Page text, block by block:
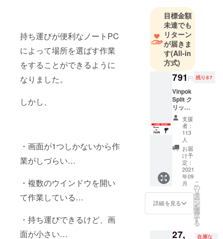
持ち運びが便利なノートPC
によって場所を選ばす作業
をすることができるように
なりました。
しかし、
・画面が1つしかないから作
業がしづらい…
・複数のウインドウを開い
て作業している…
・持ち運びできるけど、画
面が小さい…
目標金額
未達でも
リターン
が届きま
す(All-in
方式)
791 円 残り87
Vinpok
Split ク
リップ
x1
30%OF
支援
者：
113
人
お届
け予
定：
2021
年09
月
詳細を見る
こ
の
リ
タ
ー
ン
を
選
択
す
る
27, 在庫な